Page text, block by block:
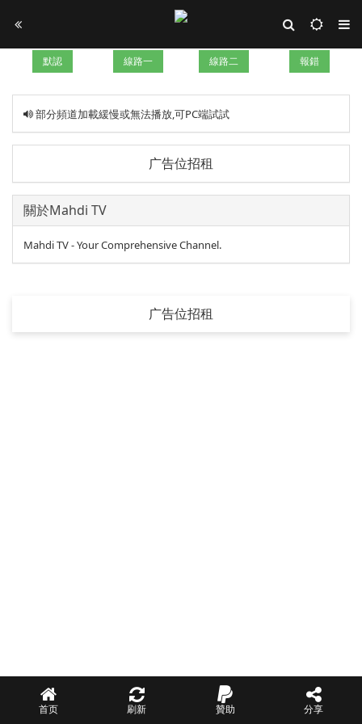
默認 線路一 線路二 報錯
部分頻道加載緩慢或無法播放,可PC端試試
广告位招租
關於Mahdi TV
Mahdi TV - Your Comprehensive Channel.
广告位招租
首页 刷新 贊助 分享